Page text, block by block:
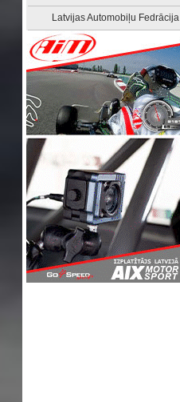
Latvijas Automobiļu Fedrācija